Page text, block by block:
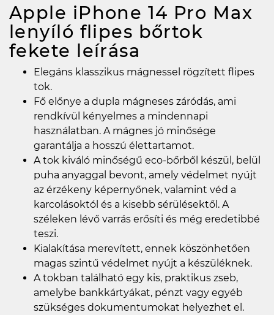
Apple iPhone 14 Pro Max
lenyíló flipes bőrtok
fekete leírása
Elegáns klasszikus mágnessel rögzített flipes
tok.
Fő előnye a dupla mágneses záródás, ami
rendkívül kényelmes a mindennapi
használatban. A mágnes jó minősége
garantálja a hosszú élettartamot.
A tok kiváló minőségű eco-bőrből készül, belül
puha anyaggal bevont, amely védelmet nyújt
az érzékeny képernyőnek, valamint véd a
karcolásoktól és a kisebb sérülésektől. A
széleken lévő varrás erősíti és még eredetibbé
teszi.
Kialakítása merevített, ennek köszönhetően
magas szintű védelmet nyújt a készüléknek.
A tokban található egy kis, praktikus zseb,
amelybe bankkártyákat, pénzt vagy egyéb
szükséges dokumentumokat helyezhet el.